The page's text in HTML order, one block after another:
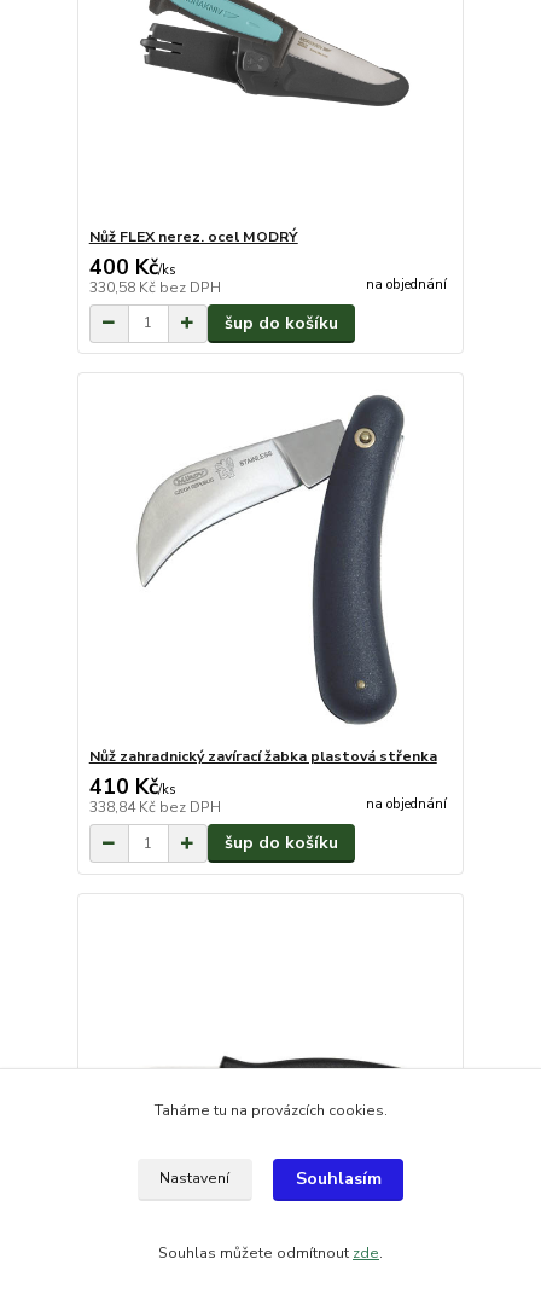
Nůž FLEX nerez. ocel MODRÝ
400 Kč/ks
330,58 Kč bez DPH na objednání
šup do košíku
Nůž zahradnický zavírací žabka plastová střenka
410 Kč/ks
338,84 Kč bez DPH na objednání
šup do košíku
Taháme tu na provázcích cookies.
Nastavení Souhlasím
Souhlas můžete odmítnout zde.